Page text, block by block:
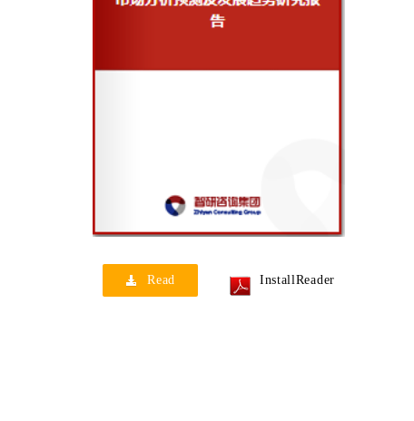
Read InstallReader